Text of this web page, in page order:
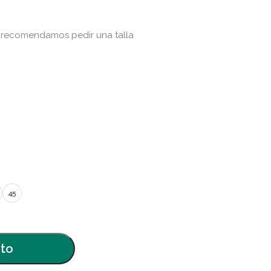
pedir una talla
45